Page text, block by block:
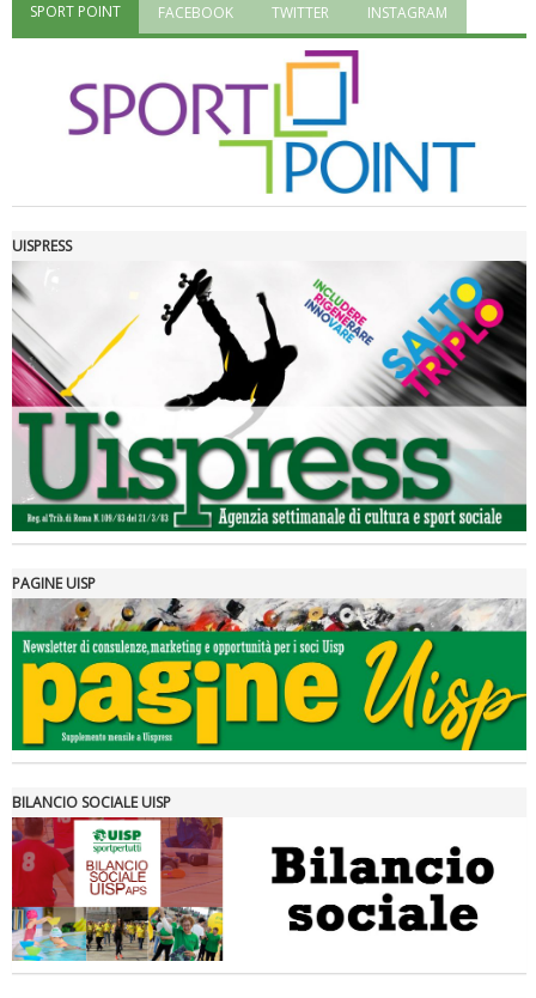
"Superare gli ostacoli": la relazione di Tiziano Pesce al CN Uisp
Luglio 2026: "Pensando con i piedi, si possono fare le
rivoluzioni"
Tiziano Pesce a Radio InBlu2000 traccia il bilancio della stagione
SPORT POINT FACEBOOK TWITTER INSTAGRAM
UISPRESS
PAGINE UISP
BILANCIO SOCIALE UISP